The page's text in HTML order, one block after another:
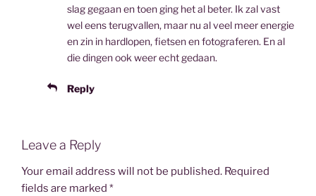
slag gegaan en toen ging het al beter. Ik zal vast
wel eens terugvallen, maar nu al veel meer energie
en zin in hardlopen, fietsen en fotograferen. En al
die dingen ook weer echt gedaan.
Reply
Leave a Reply
Your email address will not be published. Required
fields are marked *